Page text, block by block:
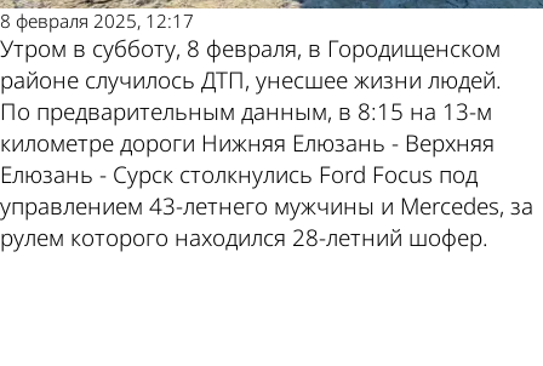
8 февраля 2025, 12:17
Утром в субботу, 8 февраля, в Городищенском
районе случилось ДТП, унесшее жизни людей.
По предварительным данным, в 8:15 на 13-м
километре дороги Нижняя Елюзань - Верхняя
Елюзань - Сурск столкнулись Ford Focus под
управлением 43-летнего мужчины и Mercedes, за
рулем которого находился 28-летний шофер.